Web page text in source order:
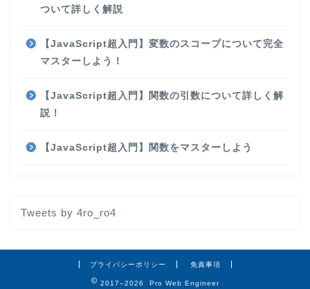
ついて詳しく解説
【JavaScript超入門】変数のスコープについて完全
マスターしよう！
【JavaScript超入門】関数の引数について詳しく解
説！
【JavaScript超入門】関数をマスターしよう
Tweets by 4ro_ro4
プライバシーポリシー 免責事項
2017–2026 Pro Web Engineer